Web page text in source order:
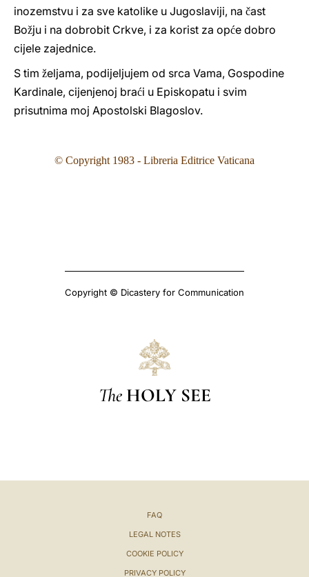
inozemstvu i za sve katolike u Jugoslaviji, na čast
Božju i na dobrobit Crkve, i za korist za opće dobro
cijele zajednice.
S tim željama, podijeljujem od srca Vama, Gospodine
Kardinale, cijenjenoj braći u Episkopatu i svim
prisutnima moj Apostolski Blagoslov.
© Copyright 1983 - Libreria Editrice Vaticana
Copyright © Dicastery for Communication
The HOLY SEE
FAQ
LEGAL NOTES
COOKIE POLICY
PRIVACY POLICY